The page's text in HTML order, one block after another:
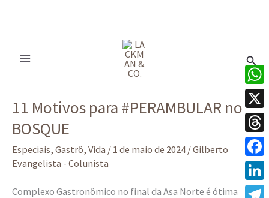
11 Motivos para #PERAMBULAR no
BOSQUE
Especiais, Gastrô, Vida / 1 de maio de 2024 /Gilberto
Evangelista - Colunista
Complexo Gastronômico no final da Asa Norte é ótima
Motivos
para
#PERAMBULAR
no
X